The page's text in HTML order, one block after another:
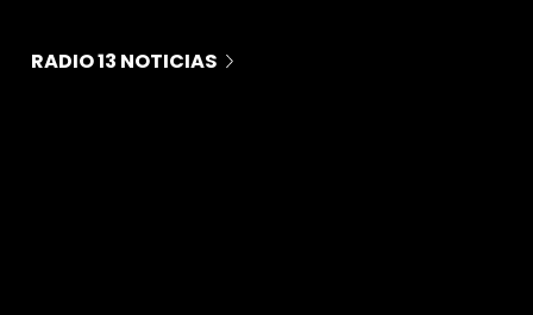
RADIO 13 NOTICIAS